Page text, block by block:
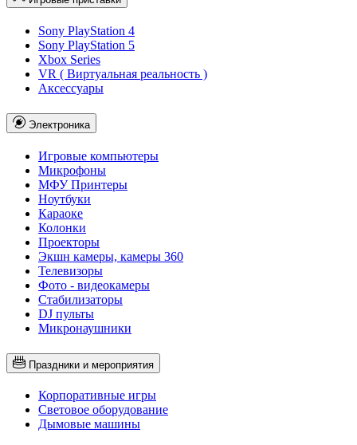
Sony PlayStation 4
Sony PlayStation 5
Xbox Series
VR ( Виртуальная реальность )
Аксессуары
Электроника
Игровые компьютеры
Микрофоны
МФУ Принтеры
Ноутбуки
Караоке
Колонки
Проекторы
Экшн камеры, камеры 360
Телевизоры
Фото - видеокамеры
Стабилизаторы
DJ пульты
Микронаушники
Праздники и мероприятия
Корпоративные игры
Световое оборудование
Дымовые машины